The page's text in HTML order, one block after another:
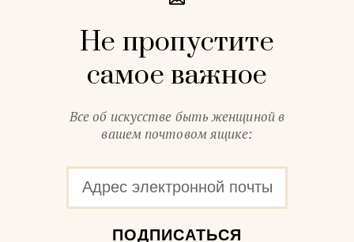
Не пропустите
самое важное
Все об искусстве быть женщиной в
вашем почтовом ящике:
ПОДПИСАТЬСЯ